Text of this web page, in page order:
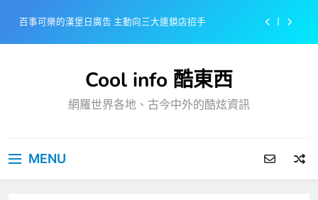
content
百事可樂的漢堡日廣告 主動向三大連鎖店招手
戴著金牌的醬油瓶 市佔率第一的龜甲萬廣告
感動落淚也笑到流淚的斷髮式
Cool info 酷東西
網羅世界各地、古今中外的酷炫資訊
MENU